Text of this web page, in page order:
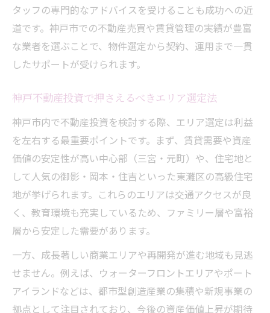
タッフの専門的なアドバイスを受けることも成功への近
道です。神戸市での不動産売買や賃貸管理の実績が豊富
な業者を選ぶことで、物件選定から契約、運用まで一貫
したサポートが受けられます。
神戸不動産投資で押さえるべきエリア選定法
神戸市内で不動産投資を検討する際、エリア選定は利益
を左右する最重要ポイントです。まず、賃貸需要や資産
価値の安定性が高い中心部（三宮・元町）や、住宅地と
して人気の御影・岡本・住吉といった東灘区の高級住宅
地が挙げられます。これらのエリアは交通アクセスが良
く、教育環境も充実しているため、ファミリー層や富裕
層から安定した需要があります。
一方、成長著しい商業エリアや再開発が進む地域も見逃
せません。例えば、ウォーターフロントエリアやポート
アイランドなどは、都市型創造産業の集積や新規事業の
拠点として注目されており、今後の資産価値上昇が期待